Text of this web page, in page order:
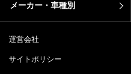
メーカー・車種別
運営会社
サイトポリシー